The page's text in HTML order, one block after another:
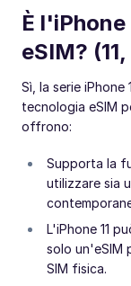
È
eSIM?
Sì, la serie
tecnologia eSIM
offrono:
Supporta la
utilizzare sia
L'iPhone 11
solo un'eSIM
SIM fisica.